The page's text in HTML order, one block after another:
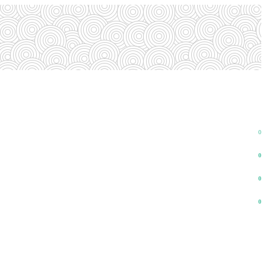
0
0
0
0